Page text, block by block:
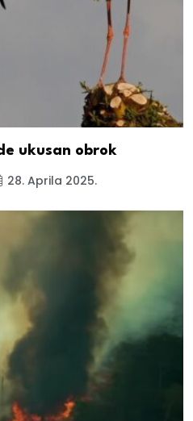
ukusan obrok
28. Aprila 2025.